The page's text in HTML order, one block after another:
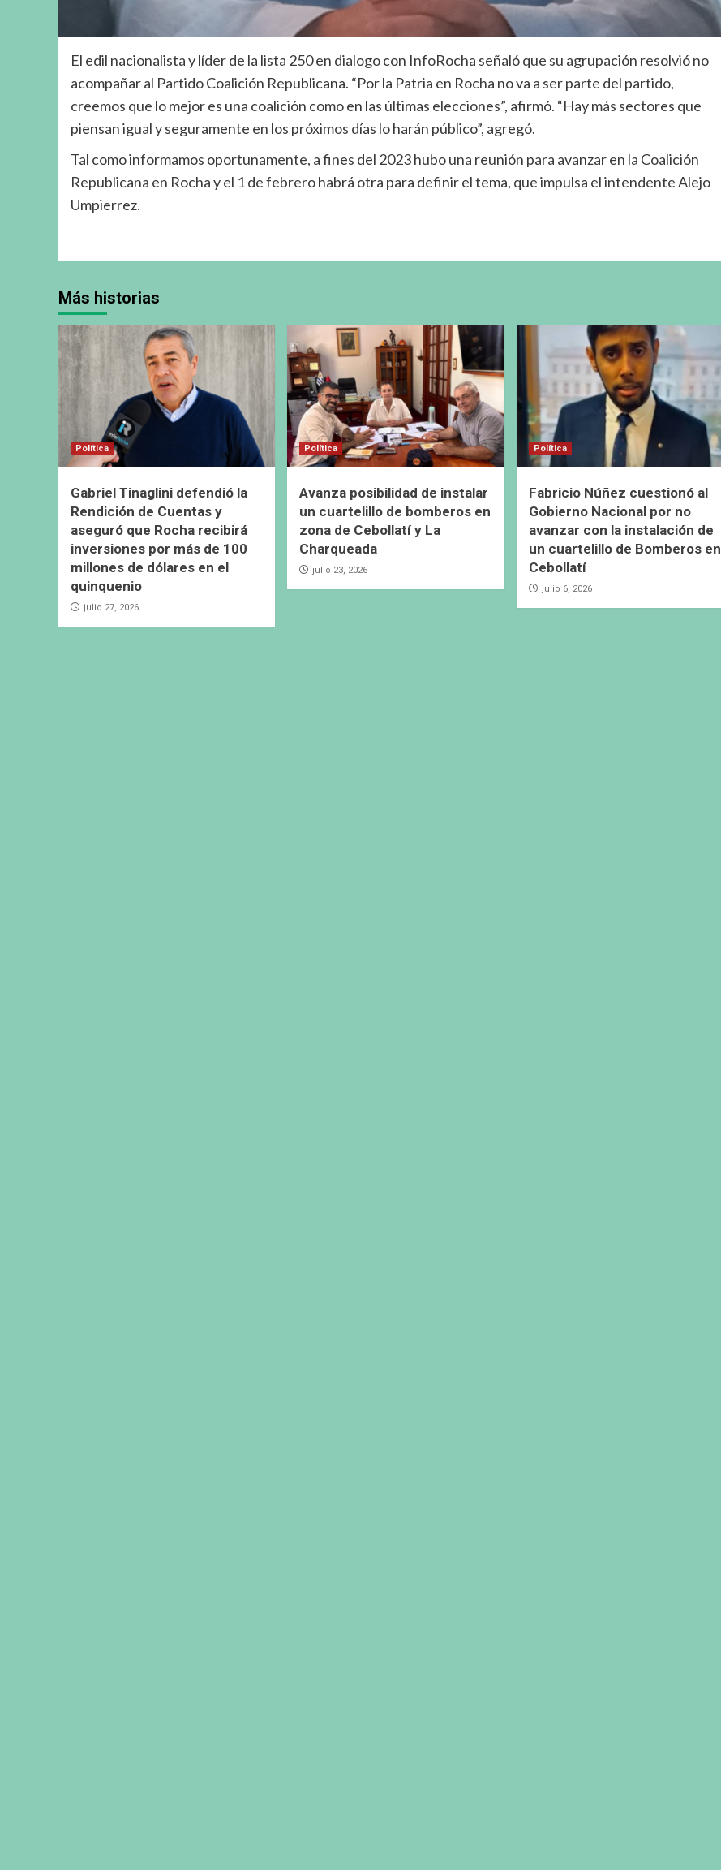
El edil nacionalista y líder de la lista 250 en dialogo con InfoRocha señaló que su agrupación resolvió no
acompañar al Partido Coalición Republicana. “Por la Patria en Rocha no va a ser parte del partido,
creemos que lo mejor es una coalición como en las últimas elecciones”, afirmó. “Hay más sectores que
piensan igual y seguramente en los próximos días lo harán público”, agregó.
Tal como informamos oportunamente, a fines del 2023 hubo una reunión para avanzar en la Coalición
Republicana en Rocha y el 1 de febrero habrá otra para definir el tema, que impulsa el intendente Alejo
Umpierrez.
Más historias
Política
Gabriel Tinaglini defendió la
Rendición de Cuentas y
aseguró que Rocha recibirá
inversiones por más de 100
millones de dólares en el
quinquenio
julio 27, 2026
Política
Avanza posibilidad de instalar
un cuartelillo de bomberos en
zona de Cebollatí y La
Charqueada
julio 23, 2026
Política
Fabricio Núñez cuestionó al
Gobierno Nacional por no
avanzar con la instalación de
un cuartelillo de Bomberos en
Cebollatí
julio 6, 2026